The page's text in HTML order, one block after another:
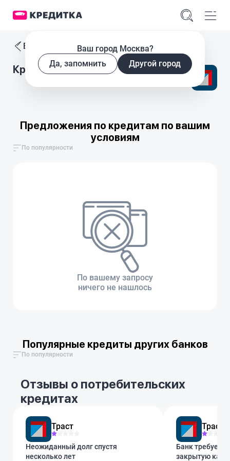
Ваш город Москва?
Да, запомнить
Другой город
Все кредиты
Кредитный калькулятор Траст
Предложения по кредитам по вашим
условиям
По популярности
По вашему запросу
ничего не нашлось
Популярные кредиты других банков
По популярности
Отзывы о потребительских
кредитах
Траст
Неожиданный долг спустя
несколько лет
Траст
Банк требует
закрытую